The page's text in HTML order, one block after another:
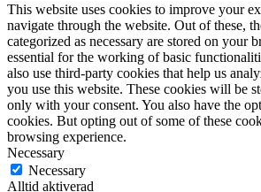
This website uses cookies to improve your
navigate through the website. Out of these,
categorized as necessary are stored on your
essential for the working of basic
also use third-party cookies that help us
you use this website. These cookies will be
only with your consent. You also have the
cookies. But opting out of some of these
browsing experience.
Necessary
Necessary
Alltid aktiverad